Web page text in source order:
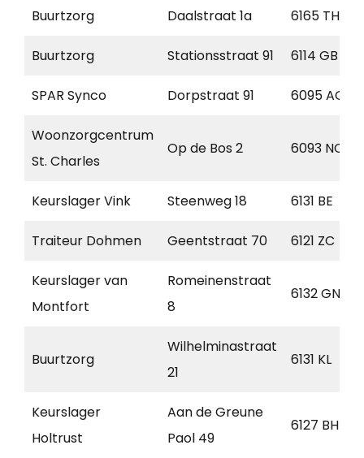
Buurtzorg Daalstraat 1a 6165 TH
Buurtzorg Stationsstraat 91 6114 GB
SPAR Synco Dorpstraat 91 6095 AG
Woonzorgcentrum
St. Charles
Op de Bos 2 6093 NC
Keurslager Vink Steenweg 18 6131 BE
Traiteur Dohmen Geentstraat 70 6121 ZC
Keurslager van
Montfort
Romeinenstraat
8
6132 GN
Buurtzorg
Wilhelminastraat
21
6131 KL
Keurslager
Holtrust
Aan de Greune
Paol 49
6127 BH